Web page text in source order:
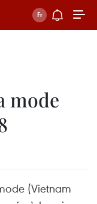
mode
(Vietnam